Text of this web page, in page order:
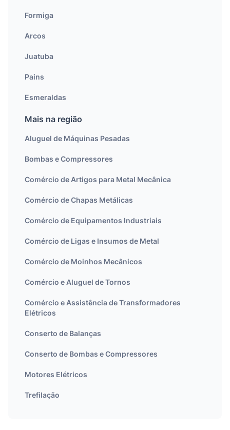
Formiga
Arcos
Juatuba
Pains
Esmeraldas
Mais na região
Aluguel de Máquinas Pesadas
Bombas e Compressores
Comércio de Artigos para Metal Mecânica
Comércio de Chapas Metálicas
Comércio de Equipamentos Industriais
Comércio de Ligas e Insumos de Metal
Comércio de Moinhos Mecânicos
Comércio e Aluguel de Tornos
Comércio e Assistência de Transformadores
Elétricos
Conserto de Balanças
Conserto de Bombas e Compressores
Motores Elétricos
Trefilação